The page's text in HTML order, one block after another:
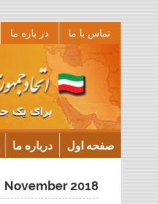
تماس با ما در باره ما
صفحه اول درباره ما
November 2018